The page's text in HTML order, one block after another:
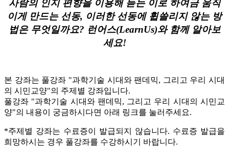
사람의 인지 편향을 이용해 듣는 이로 하여금 움직
이게 만드는 선동, 이러한 선동에 휩쓸리지 않는 방
법은 무엇일까요? 런어스(LearnUs)와 함께 알아보
세요!
본 강좌는 풀강좌 "과학기술 시대와 팬데믹, 그리고 우리 시대
의 시민교양"의 주제별 강좌입니다.
풀강좌 "과학기술 시대와 팬데믹, 그리고 우리 시대의 시민교
양"의 내용이 궁금하시다면 아래 링크를 눌러주세요.
*주제별 강좌는 수료증이 발급되지 않습니다. 수료증 발급을
희망하시는 경우 풀강좌를 수강하시기 바랍니다.